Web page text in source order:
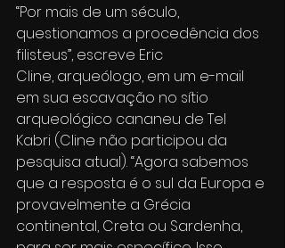
“Por mais de um século,
questionamos a procedência dos
filisteus”, escreve Eric
Cline, arqueólogo, em um e-mail
em sua escavação no sítio
arqueológico cananeu de Tel
Kabri (Cline não participou da
pesquisa atual). “Agora sabemos
que a resposta é o sul da Europa e
provavelmente a Grécia
continental, Creta ou Sardenha,